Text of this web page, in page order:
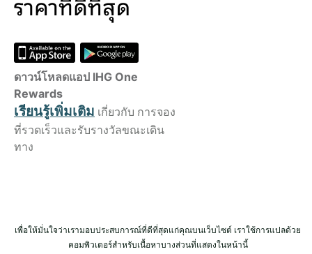
ดาวน์โหลดแอป IHG One
Rewards
เรียนรู้เพิ่มเติม เกี่ยวกับ การจอง
ที่รวดเร็วและรับรางวัลขณะเดิน
ทาง
เพื่อให้มั่นใจว่าเรามอบประสบการณ์ที่ดีที่สุดแก่คุณบนเว็บไซต์ เราใช้การแปลด้วย
คอมพิวเตอร์สำหรับเนื้อหาบางส่วนที่แสดงในหน้านี้